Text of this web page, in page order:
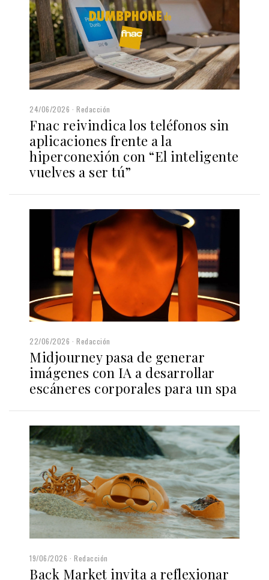
24/06/2026 Redacción
Fnac reivindica los teléfonos sin
aplicaciones frente a la
hiperconexión con “El inteligente
vuelves a ser tú”
22/06/2026 Redacción
Midjourney pasa de generar
imágenes con IA a desarrollar
escáneres corporales para un spa
19/06/2026 Redacción
Back Market invita a reflexionar